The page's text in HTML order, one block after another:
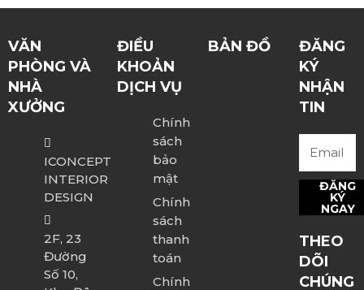
VĂN
PHÒNG VÀ
NHÀ
XƯỞNG
ICONCEPT
INTERIOR
DESIGN
2F, 23
Đường
Số 10,
ĐIỀU
KHOẢN
DỊCH VỤ
Chính
sách
bảo
mật
Chính
sách
thanh
toán
Chính
BẢN ĐỒ
ĐĂNG
KÝ
NHẬN
TIN
ĐĂNG
KÝ
NGAY
THEO
DÕI
CHÚNG